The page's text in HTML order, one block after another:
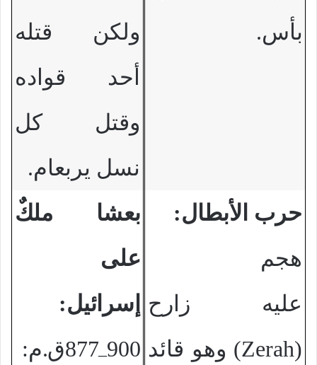
بأس.
ولكن قتله
أحد قواده
وقتل كل
نسل يربعام.
حرب الأبطال:
هجم
عليه زارح
(
Zerah) وهو قائد
بعشا ملكٌ
على
إسرائيل:
900
–877ق.م: